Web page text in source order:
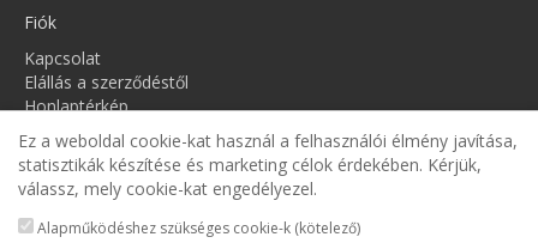
Fiók
Kapcsolat
Elállás a szerződéstől
Honlaptérkép
Fiók
Rendelés követés
Kívánságlista
Hírlevél
Ez a weboldal cookie-kat használ a felhasználói élmény javítása,
statisztikák készítése és marketing célok érdekében. Kérjük,
válassz, mely cookie-kat engedélyezel.
Alapműködéshez szükséges cookie-k (kötelező)